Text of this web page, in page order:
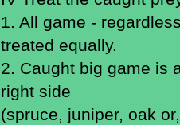
1. All game -
treated equally.
2. Caught big game is
right side
(spruce, juniper, oak